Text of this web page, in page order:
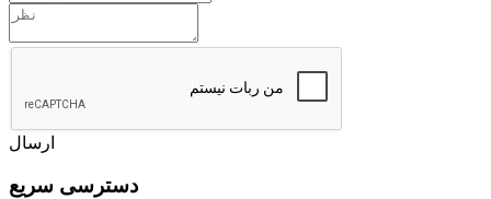
ارسال
دسترسی سریع